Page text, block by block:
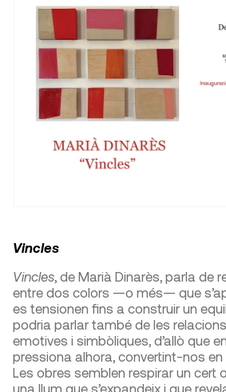
Vincles
Vincles, de Marià Dinarès, parla de
entre dos colors —o més— que
es tensionen fins a construir un
podria parlar també de les
emotives i simbòliques, d’allò que
pressiona alhora, convertint-nos
Les obres semblen respirar un cert
una llum que s’expandeix i que